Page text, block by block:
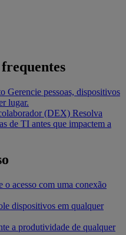
frequentes
Gerencie pessoas, dispositivos
lugar.
(DEX) Resolva
de TI antes que impactem a
o acesso com uma conexão
dispositivos em qualquer
a produtividade de qualquer